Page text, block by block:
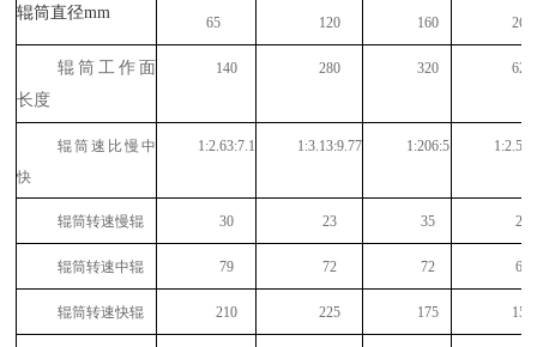
辊筒直径mm
65 120 160 260
辊筒工作面
长度
140 280 320 620
辊筒速比慢中
快
1:2.63:7.1 1:3.13:9.77 1:206:5
辊筒转速慢辊 30 23 35 25
辊筒转速中辊 79 72 72 63
辊筒转速快辊 210 225 175 157